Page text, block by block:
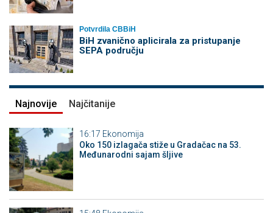
Potvrdila CBBiH
BiH zvanično aplicirala za pristupanje
SEPA području
Najnovije Najčitanije
16:17 Ekonomija
Oko 150 izlagača stiže u Gradačac na 53.
Međunarodni sajam šljive